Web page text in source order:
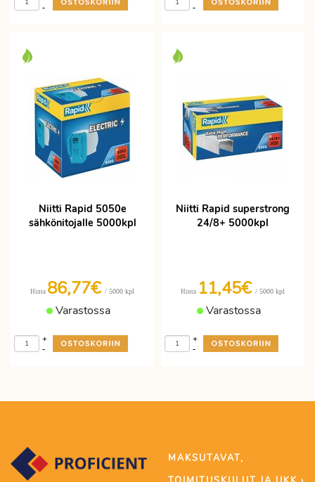
- -
Niitti Rapid 5050e
sähkönitojalle 5000kpl
Hinta 86,77€ / 5000 kpl
Varastossa
-
+
Niitti Rapid superstrong
24/8+ 5000kpl
Hinta 11,45€ / 5000 kpl
Varastossa
-
+
MAKSUTAVAT,